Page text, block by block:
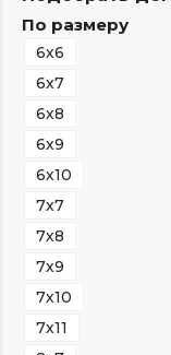
По размеру
6х6
6х7
6х8
6х9
6х10
7х7
7х8
7х9
7х10
7х11